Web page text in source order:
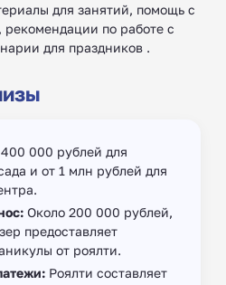
для занятий, помощь с
по работе с
для праздников .
000 рублей для
и от 1 млн рублей для
Около 200 000 рублей,
предоставляет
от роялти.
Роялти составляет